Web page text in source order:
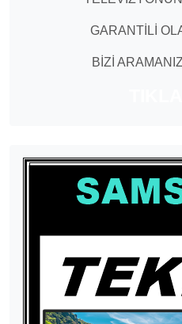
GARANTİLİ
BİZİ